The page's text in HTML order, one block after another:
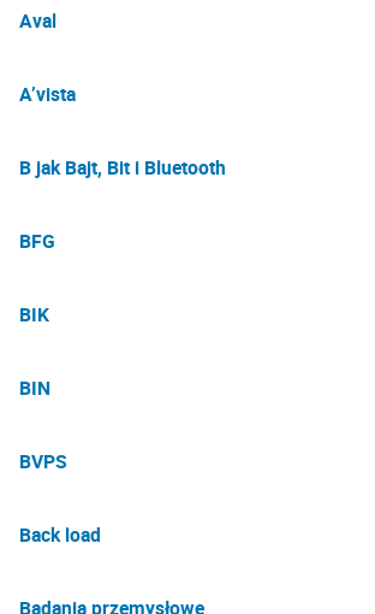
Aval
A’vista
B jak Bajt, Bit i Bluetooth
BFG
BIK
BIN
BVPS
Back load
Badania przemysłowe